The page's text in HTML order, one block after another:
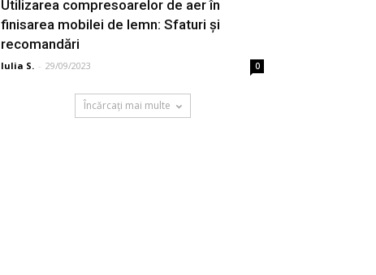
Utilizarea compresoarelor de aer în
finisarea mobilei de lemn: Sfaturi și
recomandări
Iulia S. - 29/09/2023 0
Încărcați mai multe